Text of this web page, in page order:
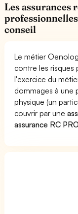
Les assurances
conseil
Le métier
contre les risques
l'exercice du
dommages à une
physique (un
couvrir par une
assurance RC